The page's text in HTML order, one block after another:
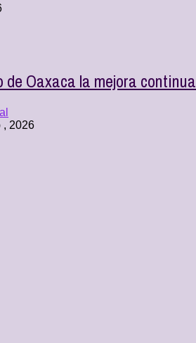
de Oaxaca la mejora
, 2026